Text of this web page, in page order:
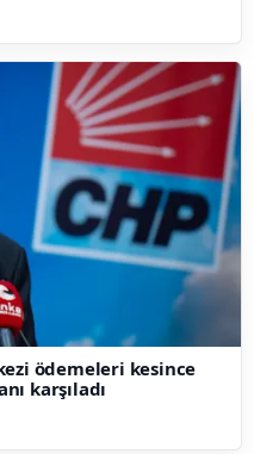
ödemeleri kesince
karşıladı